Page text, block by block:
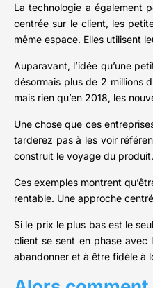
La technologie a également
centrée sur le client, les
même espace. Elles utilisent
Auparavant, l’idée qu’une
désormais plus de 2 millions
mais rien qu’en 2018, les
Une chose que ces
tarderez pas à les voir
construit le voyage du produit.
Ces exemples montrent
rentable. Une approche
Si le prix le plus bas est le
client se sent en phase avec
abandonner et à être fidèle à